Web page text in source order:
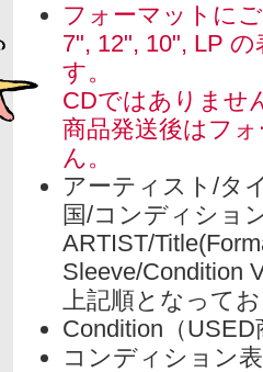
フォーマットに
7", 12", 10", LP
す。
CDではありませ
商品発送後はフ
ん。
アーティスト/タ
国/コンディショ
ARTIST/
Sleeve/Condition
上記順となって
Condition（
コンディション